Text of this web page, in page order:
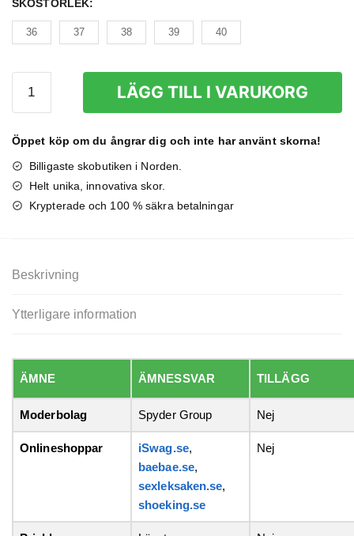
SKOSTORLEK:
36 37 38 39 40
Sneakers
mängd
LÄGG TILL I VARUKORG
Öppet köp om du ångrar dig och inte har använt skorna!
Billigaste skobutiken i Norden.
Helt unika, innovativa skor.
Krypterade och 100 % säkra betalningar
Beskrivning
Ytterligare information
ÄMNE ÄMNESSVAR TILLÄGG
Moderbolag Spyder Group Nej
Onlineshoppar iSwag.se,
baebae.se,
sexleksaken.se,
shoeking.se
Nej